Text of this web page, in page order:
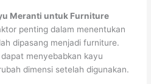
Meranti untuk Furniture
penting dalam menentukan
dipasang menjadi furniture.
menyebabkan kayu
dimensi setelah digunakan.